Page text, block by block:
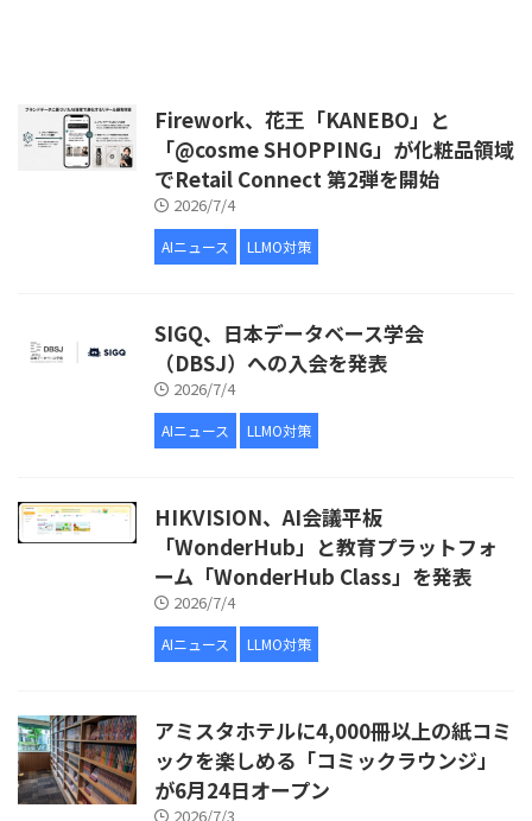
Firework、花王「KANEBO」と
「@cosme SHOPPING」が化粧品領域
でRetail Connect 第2弾を開始
2026/7/4
AIニュース LLMO対策
SIGQ、日本データベース学会
（DBSJ）への入会を発表
2026/7/4
AIニュース LLMO対策
HIKVISION、AI会議平板
「WonderHub」と教育プラットフォ
ーム「WonderHub Class」を発表
2026/7/4
AIニュース LLMO対策
アミスタホテルに4,000冊以上の紙コミ
ックを楽しめる「コミックラウンジ」
が6月24日オープン
2026/7/3